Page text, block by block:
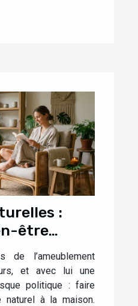
:
être
de l’ameublement
et avec lui une
politique : faire
naturel à la maison.